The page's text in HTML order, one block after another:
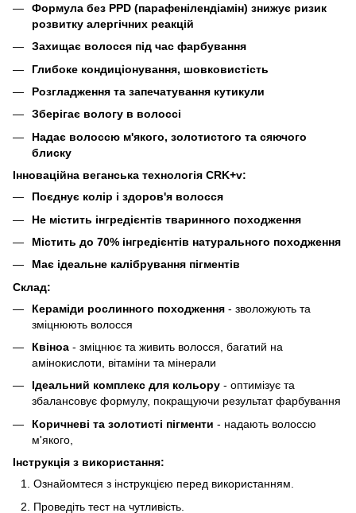
Формула без PPD (парафенілендіамін) знижує ризик
розвитку алергічних реакцій
Захищає волосся під час фарбування
Глибоке кондиціонування, шовковистість
Розгладження та запечатування кутикули
Зберігає вологу в волоссі
Надає волоссю м'якого, золотистого та сяючого
блиску
Інноваційна веганська технологія CRK+v:
Поєднує колір і здоров'я волосся
Не містить інгредієнтів тваринного походження
Містить до 70% інгредієнтів натурального походження
Має ідеальне калібрування пігментів
Склад:
Кераміди рослинного походження - зволожують та
зміцнюють волосся
Квіноа - зміцнює та живить волосся, багатий на
амінокислоти, вітаміни та мінерали
Ідеальний комплекс для кольору - оптимізує та
збалансовує формулу, покращуючи результат фарбування
Коричневі та золотисті пігменти - надають волоссю
м'якого,
Інструкція з використання:
Ознайомтеся з інструкцією перед використанням.
Проведіть тест на чутливість.